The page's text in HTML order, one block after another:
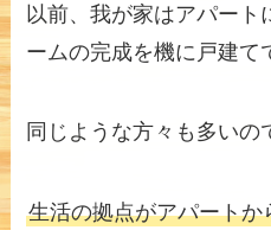
以前、我が家はアパート
ームの完成を機に戸建て
同じような方々も多いの
生活の拠点がアパート